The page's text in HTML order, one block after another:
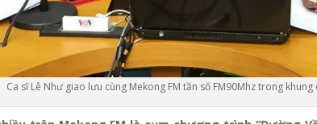
Ca sĩ Lê Như giao lưu cùng Mekong FM tần số FM90Mhz trong